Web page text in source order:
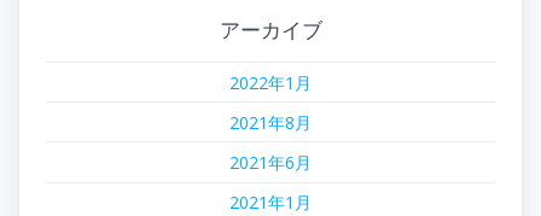
アーカイブ
2022年1月
2021年8月
2021年6月
2021年1月